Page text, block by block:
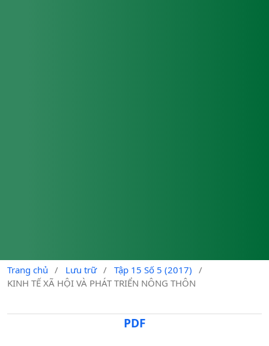
Trang chủ / Lưu trữ / Tập 15 Số 5 (2017)
/
KINH TẾ XÃ HỘI VÀ PHÁT TRIỂN NÔNG THÔN
PDF